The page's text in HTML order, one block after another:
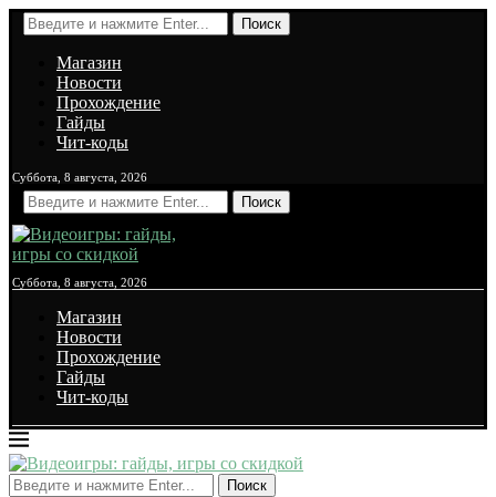
Поиск
Магазин
Новости
Прохождение
Гайды
Чит-коды
Суббота, 8 августа, 2026
Поиск
Суббота, 8 августа, 2026
Магазин
Новости
Прохождение
Гайды
Чит-коды
Поиск